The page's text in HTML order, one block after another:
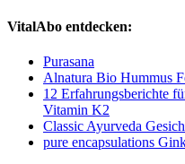
VitalAbo entdecken:
Purasana
Alnatura Bio Hummus
12 Erfahrungsberichte
Vitamin K2
Classic Ayurveda
pure encapsulations